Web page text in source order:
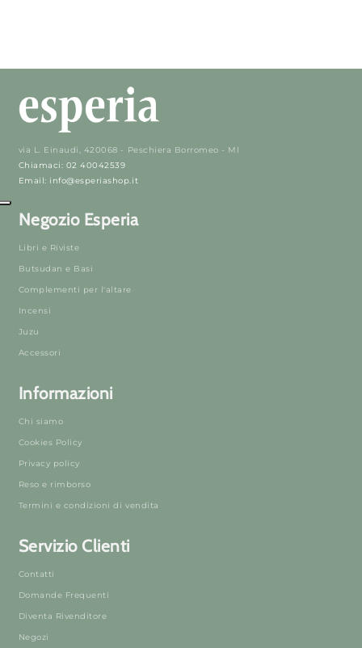
via L. Einaudi, 420068 - Peschiera Borromeo - MI
Chiamaci: 02 40042539
Email: info@esperiashop.it
Negozio Esperia
Libri e Riviste
Butsudan e Basi
Complementi per l'altare
Incensi
Juzu
Accessori
Informazioni
Chi siamo
Cookies Policy
Privacy policy
Reso e rimborso
Termini e condizioni di vendita
Servizio Clienti
Contatti
Domande Frequenti
Diventa Rivenditore
Negozi